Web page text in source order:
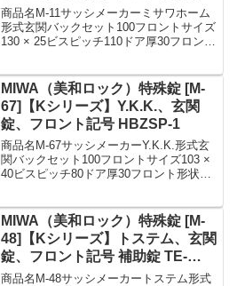
145A
商品名M-11サッシメーカーミサワホーム
形式玄関バックセット100フロントサイズ
130 × 25ビスピッチ110ドア厚30フロント
錠 まとめ一覧表【M】
MIWA（美和ロック）特殊錠 [M-
67]【Kシリーズ】Y.K.K.、玄関
錠、フロント記号 HBZSP-1
商品名M-67サッシメーカーY.K.K.形式玄
関バックセット100フロントサイズ103 ×
40ビスピッチ80ドア厚30フロント形状L
特殊錠 M-67 ...
MIWA（美和ロック）特殊錠 [M-
48]【Kシリーズ】トステム、玄関
錠、フロント記号 補助錠 TE-
01・本錠 LE-01LV
商品名M-48サッシメーカートステム形式